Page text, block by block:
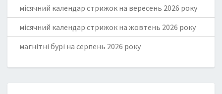
місячний календар стрижок на вересень 2026 року
місячний календар стрижок на жовтень 2026 року
магнітні бурі на серпень 2026 року